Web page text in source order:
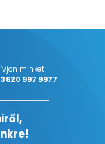
minket
997 9977